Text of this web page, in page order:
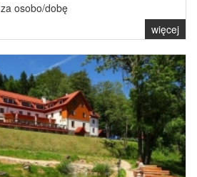
za osobo/dobę
więcej